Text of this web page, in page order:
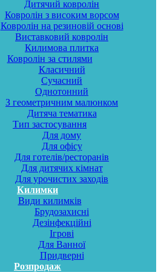
Дитячий ковролін
Ковролін з високим ворсом
Ковролін на резиновій основі
Виставковий ковролін
Килимова плитка
Ковролін за стилями
Класичний
Сучасний
Однотонний
З геометричним малюнком
Дитяча тематика
Тип застосування
Для дому
Для офісу
Для готелів/ресторанів
Для дитячих кімнат
Для урочистих заходів
Килимки
Види килимків
Брудозахисні
Дезінфекційні
Ігрові
Для Ванної
Придверні
Розпродаж